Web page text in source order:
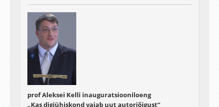
prof Aleksei Kelli inauguratsiooniloeng
„Kas digiühiskond vajab uut autoriõigust“